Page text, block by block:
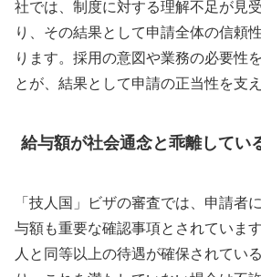
社では、制度に対する理解不足が見
り、その結果として申請全体の信頼
ります。採用の意図や業務の必要性
とが、結果として申請の正当性を支
給与額が社会通念と乖離してい
「技人国」ビザの審査では、申請者
与額も重要な確認事項とされていま
人と同等以上の待遇が確保されてい